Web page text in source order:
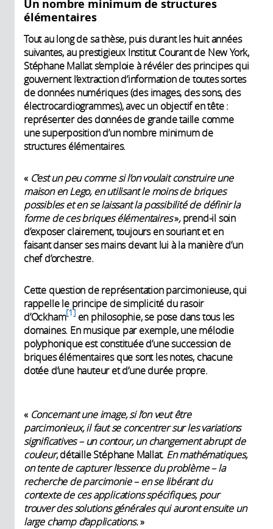
travaux autour des réseaux de
profond et de l'IA générative.
Pionnières, toutes ses recherches
ont eu une influence considérable
et profonde dans les domaines
scientifiques des mathématiques et
de l’informatique, amenant par
exemple à des développements en
physique et en chimie. La médaille
d’or du CNRS, accompagnée d’une
Fondation CNRS, lui est remise le 17
décembre 2025 lors d’une
cérémonie à Paris.
l’École normale
supérieure )
• Ingrid
Daubechies
(professeure à
l’université de
Princeton)
• Jérôme Kalifa
• Jamal Atif (École
polytechnique)
Un nombre minimum de structures
élémentaires
Tout au long de sa thèse, puis durant les huit années
suivantes, au prestigieux Institut Courant de New York,
Stéphane Mallat s’emploie à révéler des principes qui
gouvernent l’extraction d’information de toutes sortes
de données numériques (des images, des sons, des
électrocardiogrammes), avec un objectif en tête :
représenter des données de grande taille comme
une superposition d’un nombre minimum de
structures élémentaires.
« C’est un peu comme si l’on voulait construire une
maison en Lego, en utilisant le moins de briques
possibles et en se laissant la possibilité de définir la
forme de ces briques élémentaires»,prend-il soin
d’exposer clairement, toujours en souriant et en
faisant danser ses mains devant lui à la manière d’un
chef d’orchestre.
Cette question de représentation parcimonieuse, qui
rappelle le principe de simplicité du rasoir
d’Ockham 1 en philosophie, se pose dans tous les
domaines. En musique par exemple, une mélodie
polyphonique est constituée d’une succession de
briques élémentaires que sont les notes, chacune
dotée d’une hauteur et d’une durée propre.
« Concernant une image, si l’on veut être
parcimonieux, il faut se concentrer sur les variations
significatives – un contour, un changement abrupt de
couleur, détaille Stéphane Mallat. En mathématiques,
on tente de capturer l’essence du problème – la
recherche de parcimonie – en se libérant du
contexte de ces applications spécifiques, pour
trouver des solutions générales qui auront ensuite un
large champ d’applications.»